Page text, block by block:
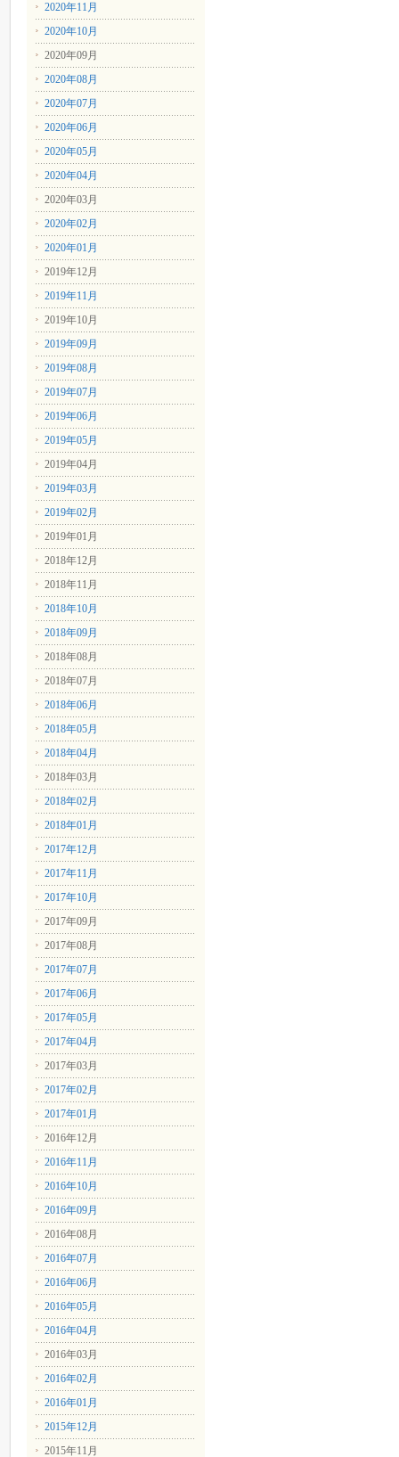
2020年11月
2020年10月
2020年09月
2020年08月
2020年07月
2020年06月
2020年05月
2020年04月
2020年03月
2020年02月
2020年01月
2019年12月
2019年11月
2019年10月
2019年09月
2019年08月
2019年07月
2019年06月
2019年05月
2019年04月
2019年03月
2019年02月
2019年01月
2018年12月
2018年11月
2018年10月
2018年09月
2018年08月
2018年07月
2018年06月
2018年05月
2018年04月
2018年03月
2018年02月
2018年01月
2017年12月
2017年11月
2017年10月
2017年09月
2017年08月
2017年07月
2017年06月
2017年05月
2017年04月
2017年03月
2017年02月
2017年01月
2016年12月
2016年11月
2016年10月
2016年09月
2016年08月
2016年07月
2016年06月
2016年05月
2016年04月
2016年03月
2016年02月
2016年01月
2015年12月
2015年11月